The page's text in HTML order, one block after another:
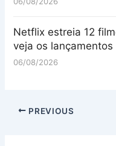
Netflix estreia 12
veja os lançamentos
06/08/2026
PREVIOUS